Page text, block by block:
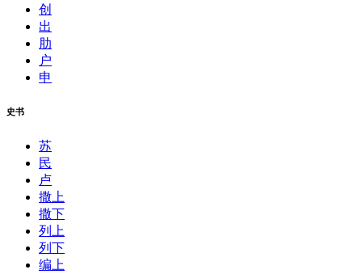
创
出
肋
户
申
史书
苏
民
卢
撒上
撒下
列上
列下
编上